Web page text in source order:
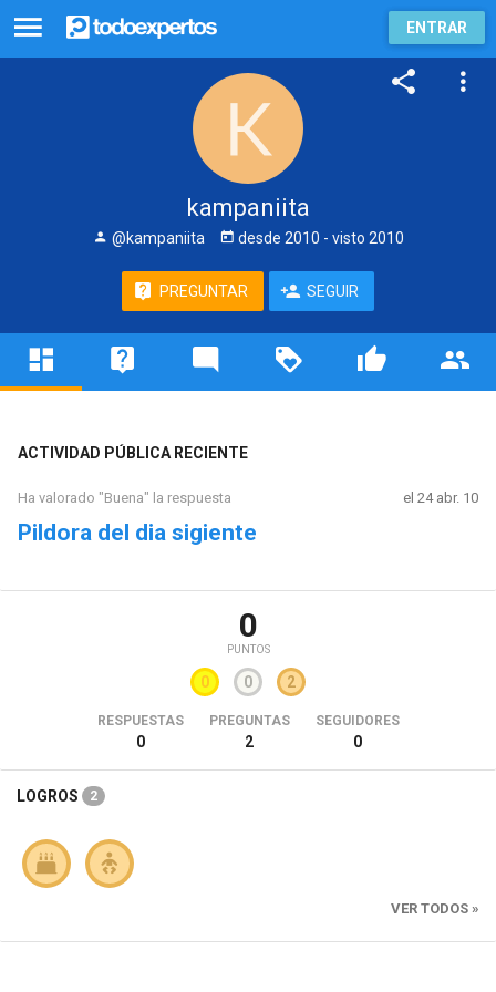
ENTRAR
kampaniita
@kampaniita desde 2010 - visto 2010
PREGUNTAR SEGUIR
ACTIVIDAD PÚBLICA RECIENTE
Ha valorado "Buena" la respuesta el 24 abr. 10
Pildora del dia sigiente
0
PUNTOS
0 0 2
RESPUESTAS
0
PREGUNTAS
2
SEGUIDORES
0
LOGROS 2
VER TODOS »